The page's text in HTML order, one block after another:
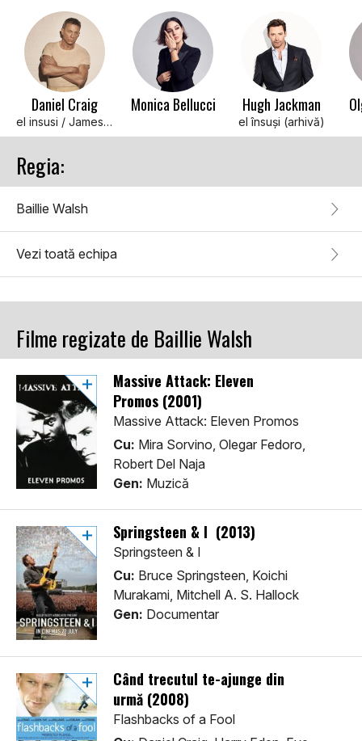
Daniel Craig
el insusi / James Bond (voce)
Monica Bellucci Hugh Jackman
el însuși (arhivă)
Regia:
Baillie Walsh
Vezi toată echipa
Filme regizate de Baillie Walsh
Massive Attack: Eleven
Promos (2001)
Massive Attack: Eleven Promos
Cu: Mira Sorvino, Olegar Fedoro,
Robert Del Naja
Gen: Muzică
Springsteen & I (2013)
Springsteen & I
Cu: Bruce Springsteen, Koichi
Murakami, Mitchell A. S. Hallock
Gen: Documentar
Când trecutul te-ajunge din
urmă (2008)
Flashbacks of a Fool